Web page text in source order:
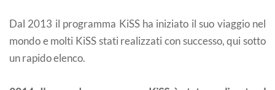
Dal 2013 il programma KiSS ha iniziato il suo viaggio nel
mondo e molti KiSS stati realizzati con successo, qui sotto
un rapido elenco.